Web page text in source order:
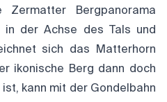
Zermatter Bergpanorama
in der Achse des Tals und
sich das Matterhorn
ikonische Berg dann doch
kann mit der Gondelbahn